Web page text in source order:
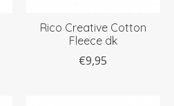
Rico Creative Cotton
Fleece dk
€9,95